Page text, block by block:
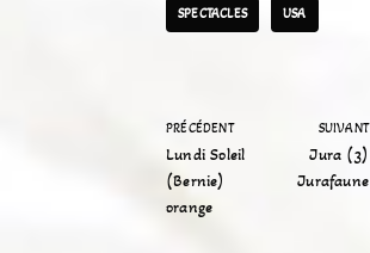
SPECTACLES USA
PRÉCÉDENT
Lundi Soleil
(Bernie)
orange
SUIVANT
Jura (3)
Jurafaune